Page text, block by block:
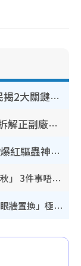
裝修拆鐵閘隨時變賊人目標？網民揭2大關鍵用途：裝新式等於白裝？附新舊鐵閘分別
網傳公院改用內地/副廠藥？醫生拆解正副廠分別 揭4類人換藥隨時出事
怕蟲人士夏日救星！日本3COINS爆紅驅蟲神器$45起 1招「全程免觸碰」輕鬆搞定小強
立秋2026｜8月7日立秋進入「多事之秋」 3件事唔做得！專家教6招開運 清枱頭／銀包納氣接好運
颱風白海豚料周日襲浙江！經歷5次「眼牆置換」極罕見 成登陸內地最長途颱風